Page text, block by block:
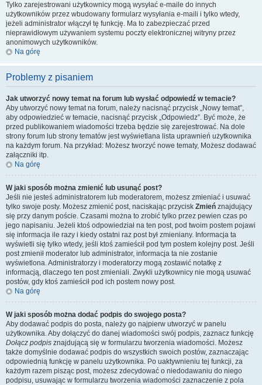
Tylko zarejestrowani użytkownicy mogą wysyłać e-maile do innych
użytkowników przez wbudowany formularz wysyłania e-maili i tylko wtedy,
jeżeli administrator włączył tę funkcję. Ma to zabezpieczać przed
nieprawidłowym używaniem systemu poczty elektronicznej witryny przez
anonimowych użytkowników.
Na górę
Problemy z pisaniem
Jak utworzyć nowy temat na forum lub wysłać odpowiedź w temacie?
Aby utworzyć nowy temat na forum, należy nacisnąć przycisk „Nowy temat”,
aby odpowiedzieć w temacie, nacisnąć przycisk „Odpowiedz”. Być może, że
przed publikowaniem wiadomości trzeba będzie się zarejestrować. Na dole
strony forum lub strony tematów jest wyświetlana lista uprawnień użytkownika
na każdym forum. Na przykład: Możesz tworzyć nowe tematy, Możesz dodawać
załączniki itp.
Na górę
W jaki sposób można zmienić lub usunąć post?
Jeśli nie jesteś administratorem lub moderatorem, możesz zmieniać i usuwać
tylko swoje posty. Możesz zmienić post, naciskając przycisk Zmień znajdujący
się przy danym poście. Czasami można to zrobić tylko przez pewien czas po
jego napisaniu. Jeżeli ktoś odpowiedział na ten post, pod twoim postem pojawi
się informacja ile razy i kiedy ostatni raz post był zmieniany. Informacja ta
wyświetli się tylko wtedy, jeśli ktoś zamieścił pod tym postem kolejny post. Jeśli
post zmienił moderator lub administrator, informacja ta nie zostanie
wyświetlona. Administratorzy i moderatorzy mogą zostawić notatkę z
informacją, dlaczego ten post zmieniali. Zwykli użytkownicy nie mogą usuwać
postów, gdy ktoś zamieścił pod ich postem nowy post.
Na górę
W jaki sposób można dodać podpis do swojego posta?
Aby dodawać podpis do posta, należy go najpierw utworzyć w panelu
użytkownika. Aby dołączyć do danej wiadomości swój podpis, zaznacz funkcję
Dołącz podpis znajdującą się w formularzu tworzenia wiadomości. Możesz
także domyślnie dodawać podpis do wszystkich swoich postów, zaznaczając
odpowiednią funkcję w panelu użytkownika. Po uaktywnieniu tej funkcji, za
każdym razem pisząc post, możesz zdecydować o niedodawaniu do niego
podpisu, usuwając w formularzu tworzenia wiadomości zaznaczenie z pola